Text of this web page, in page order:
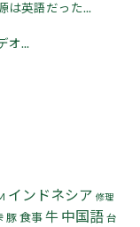
は英語だった...
オ...
インドネシア 修理
豚 食事牛 中国語 台